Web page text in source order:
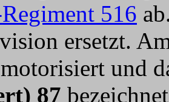
516
ersetzt.
und
87